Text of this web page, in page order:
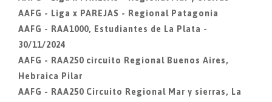
AAFG - Liga x PAREJAS - Regional Patagonia
AAFG - RAA1000, Estudiantes de La Plata -
30/11/2024
AAFG - RAA250 circuito Regional Buenos Aires,
Hebraica Pilar
AAFG - RAA250 Circuito Regional Mar y sierras, La